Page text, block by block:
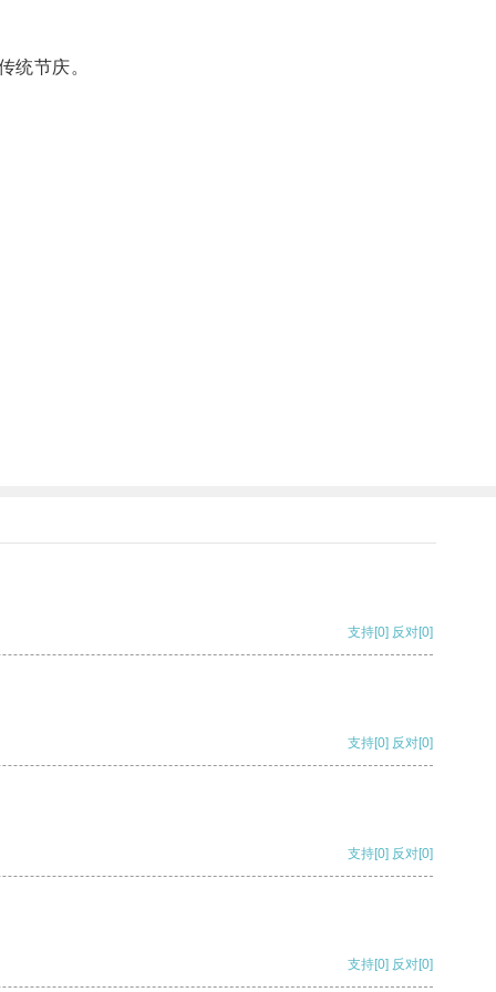
统节庆。
支持[0] 反对[0]
支持[0] 反对[0]
支持[0] 反对[0]
支持[0] 反对[0]